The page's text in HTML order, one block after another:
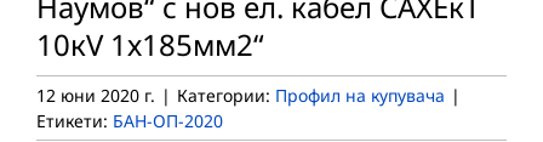
10кV 1х185мм2“
12 юни 2020 г. | Категории: Профил на купувача |
Етикети: БАН-ОП-2020